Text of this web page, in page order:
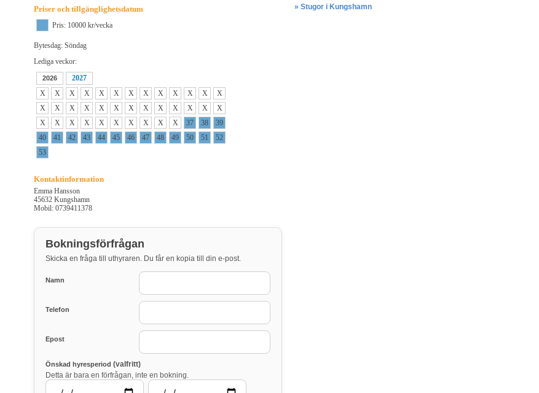
Priser och tillgänglighetsdatum
Pris: 10000 kr/vecka
Bytesdag: Söndag
Lediga veckor:
2026
2027
X
X X X X X X X X X X X
X
X
X X X X X X X X X X X
X
X
X X X X X X X X X 37 38
39
40
41 42 43 44 45 46 47 48 49 50 51
52
53
Kontaktinformation
Emma Hansson
45632 Kungshamn
Mobil: 0739411378
Bokningsförfrågan
Skicka en fråga till uthyraren. Du får en kopia till din e-post.
Namn
Telefon
Epost
Önskad hyresperiod (valfritt)
Detta är bara en förfrågan, inte en bokning.
» Stugor i Kungshamn